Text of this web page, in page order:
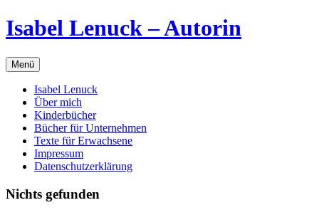
Zum
Inhalt
Isabel Lenuck – Autorin
Menü
Isabel Lenuck
Über mich
Kinderbücher
Bücher für Unternehmen
Texte für Erwachsene
Impressum
Datenschutzerklärung
Nichts gefunden